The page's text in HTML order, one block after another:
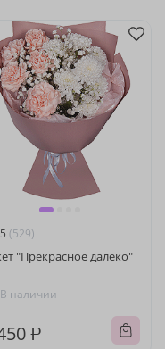
5 (529)
"Прекрасное далеко"
В наличии
₽